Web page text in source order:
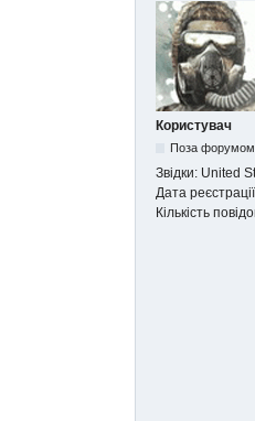
Користувач
Поза форумом
Звідки: United
Дата
Кількість